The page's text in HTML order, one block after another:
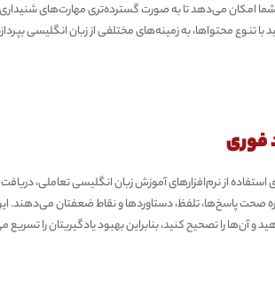
امکان می‌دهد تا به صورت گسترده‌تری مهارت‌های
با تنوع محتواها، به زمینه‌های مختلفی از زبان انگلیسی
فوری
استفاده از نرم‌افزارهای آموزش زبان انگلیسی تعاملی،
صحت پاسخ‌ها، تلفظ، دستاوردها و نقاط ضعفتان می‌دهند.
آن‌ها را تصحیح کنید، بنابراین بهبود یادگیریتان را تسریع